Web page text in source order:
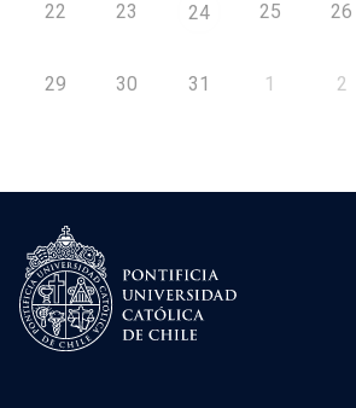
22 23 24 25 26
29 30 31 1 2